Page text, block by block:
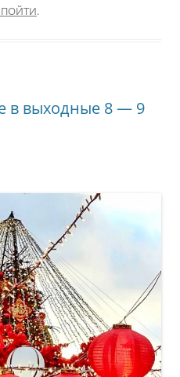
ПОЙТИ.
в выходные 8 — 9